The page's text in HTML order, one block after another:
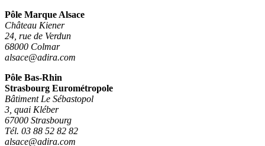
Pôle Marque Alsace
Château Kiener
24, rue de Verdun
68000 Colmar
alsace@adira.com
Pôle Bas-Rhin
Strasbourg Eurométropole
Bâtiment Le Sébastopol
3, quai Kléber
67000 Strasbourg
Tél. 03 88 52 82 82
alsace@adira.com